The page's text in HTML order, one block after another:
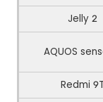
Jelly 2
AQUOS
Redmi 9T